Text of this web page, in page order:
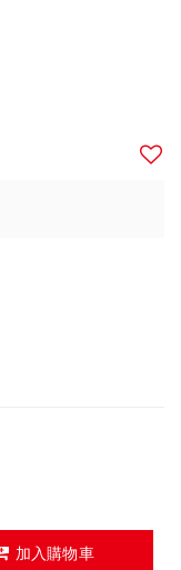
加入購物車